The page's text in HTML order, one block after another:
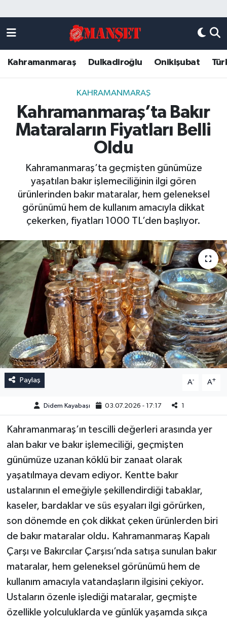
Kahramanmaraş Dulkadiroğlu Onikişubat
KAHRAMANMARAŞ
Kahramanmaraş’ta Bakır
Mataraların Fiyatları Belli
Oldu
Kahramanmaraş’ta geçmişten günümüze
yaşatılan bakır işlemeciliğinin ilgi gören
ürünlerinden bakır mataralar, hem geleneksel
görünümü hem de kullanım amacıyla dikkat
çekerken, fiyatları 1000 TL’den başlıyor.
Paylaş A- A+
Didem Kayabaşı 03.07.2026 - 17:17 1
Kahramanmaraş’ın tescilli değerleri arasında yer
alan bakır ve bakır işlemeciliği, geçmişten
günümüze uzanan köklü bir zanaat olarak
yaşatılmaya devam ediyor. Kentte bakır
ustalarının el emeğiyle şekillendirdiği tabaklar,
kaseler, bardaklar ve süs eşyaları ilgi görürken,
son dönemde en çok dikkat çeken ürünlerden biri
de bakır mataralar oldu. Kahramanmaraş Kapalı
Çarşı ve Bakırcılar Çarşısı’nda satışa sunulan bakır
mataralar, hem geleneksel görünümü hem de
kullanım amacıyla vatandaşların ilgisini çekiyor.
Ustaların özenle işlediği mataralar, geçmişte
özellikle yolculuklarda ve günlük yaşamda sıkça
DULKADİROĞLU
KAHRAMANMARAŞ
ONİKİŞUBAT
Künye
Kahramanmaraş Nöbetçi Eczaneler
Kahramanmaraş Hava Durumu
Kahramanmaraş Trafik Yoğunluk Haritası
Süper Lig Puan Durumu ve Fikstür
Son Dakika Haberleri
Haber Arşivi